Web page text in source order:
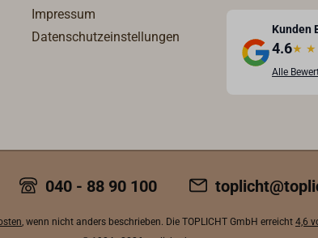
Impressum
Datenschutzeinstellungen
Kunden
4.6★ ★
Alle
040 - 88 90 100
, wenn nicht anders beschrieben. Die TOPLICHT GmbH erreicht 4,6